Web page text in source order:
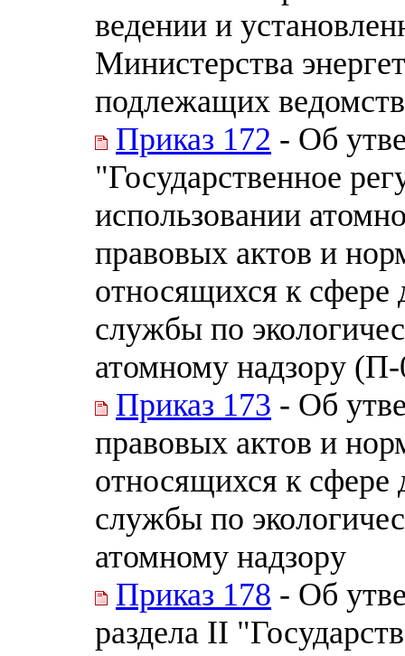
ведении и
Министерства
подлежащих
Приказ 172 - Об
"Государственное
использовании
правовых актов и
относящихся к сфере
службы по
атомному надзору
Приказ 173 - Об
правовых актов и
относящихся к сфере
службы по
атомному надзору
Приказ 178 - Об
раздела II